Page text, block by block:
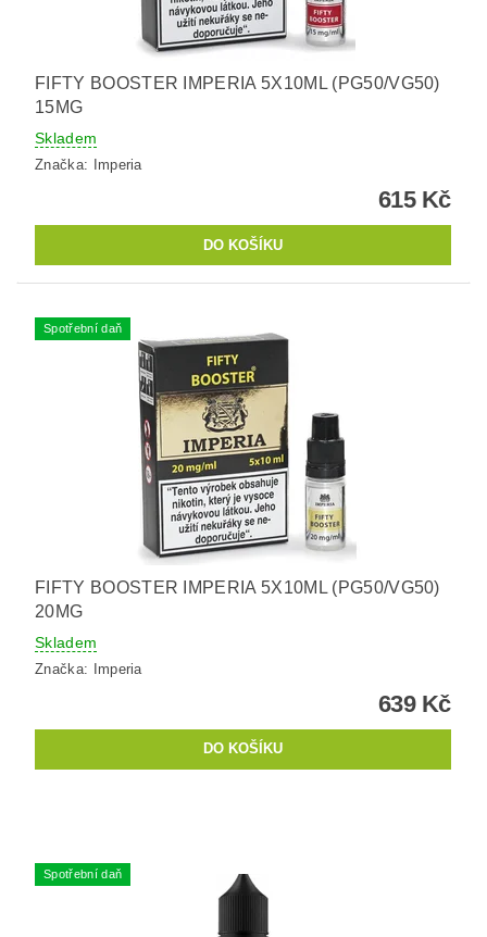
FIFTY BOOSTER IMPERIA 5X10ML (PG50/VG50)
15MG
Skladem
Značka: Imperia
615 Kč
Spotřební daň
FIFTY BOOSTER IMPERIA 5X10ML (PG50/VG50)
20MG
Skladem
Značka: Imperia
639 Kč
Spotřební daň